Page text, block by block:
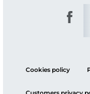
Cookies policy